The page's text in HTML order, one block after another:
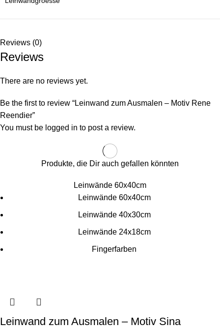
Reviews (0)
Reviews
There are no reviews yet.
Be the first to review “Leinwand zum Ausmalen – Motiv Rene
Reendier”
You must be logged in to post a review.
Produkte, die Dir auch gefallen könnten
Leinwände 60x40cm
Leinwände 60x40cm
Leinwände 40x30cm
Leinwände 24x18cm
Fingerfarben
Leinwand zum Ausmalen – Motiv Sina